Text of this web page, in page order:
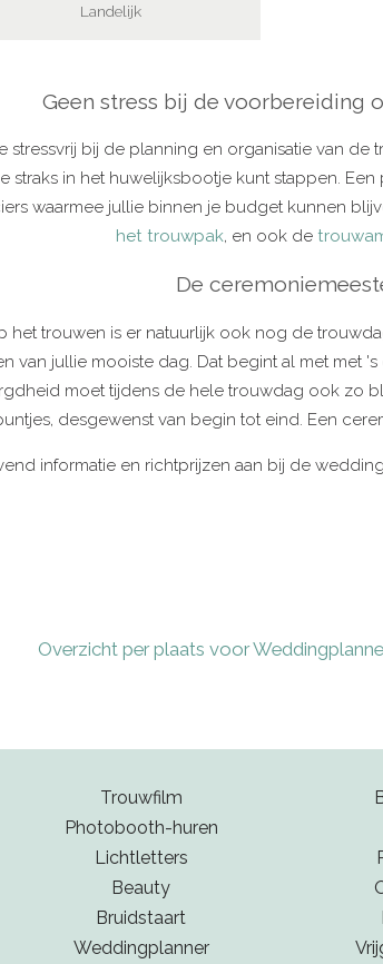
Landelijk
Geen stress bij de voorbereiding
bij de planning en organisatie van
in het huwelijksbootje kunt stappen.
waarmee jullie binnen je budget kunnen
het trouwpak, en ook de
De
trouwen is er natuurlijk ook nog de
jullie mooiste dag. Dat begint al met met
moet tijdens de hele trouwdag ook zo
desgewenst van begin tot eind. Een
informatie en richtprijzen aan bij de
Overzicht per plaats voor
Trouwfilm
Photobooth-huren
Lichtletters
Beauty
Bruidstaart
Weddingplanner